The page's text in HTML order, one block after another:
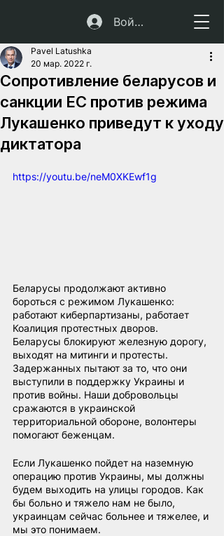
Войти
Сопротивление беларусов и
санкции ЕС против режима
Лукашенко приведут к уходу
диктатора
Pavel Latushka
20 мар. 2022 г.
https://youtu.be/neM0XKEwf1g
Беларусы продолжают активно
бороться с режимом Лукашенко:
работают киберпартизаны, работает
Коалиция протестных дворов.
Беларусы блокируют железную дорогу,
выходят на митинги и протесты.
Задержанных пытают за то, что они
выступили в поддержку Украины и
против войны. Наши добровольцы
сражаются в украинской
территориальной обороне, волонтеры
помогают беженцам.
Если Лукашенко пойдет на наземную
операцию против Украины, мы должны
будем выходить на улицы городов. Как
бы больно и тяжело нам не было,
украинцам сейчас больнее и тяжелее, и
мы это понимаем.